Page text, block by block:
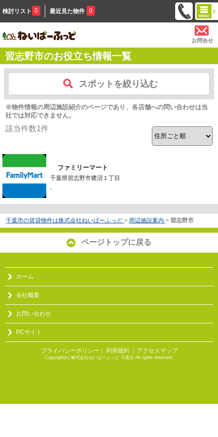
検討リスト 0 最近見た物件 0
お問合せ
習志野市のお役立ち情報一覧
スポットを絞り込む
※物件情報の周辺施設紹介のページであり、各店舗への問い合わせは当
社では対応できません。
該当件数1件
ファミリーマート
千葉県習志野市鷺沼１丁目
-
千葉市の賃貸物件は株式会社ねいばーふっど > 周辺施設案内 > 習志野市
ページトップに戻る
ホーム
会社概要
お問い合わせ
PCサイト
プライバシーポリシー ｜ 利用規約 ｜アクセスマップ
Copyright(c) 株式会社ねいばーふっど 千葉店 All rights reserved.